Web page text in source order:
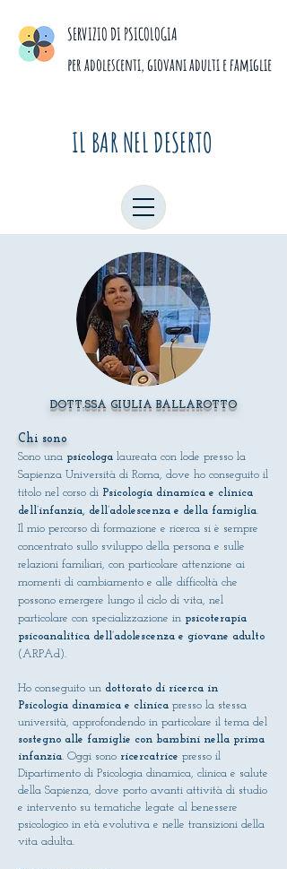
SERVIZIO DI PSICOLOGIA
per adolescenti, giovani adulti e famiglie
IL BAR NEL DESERTO
DOTT.SSA GIULIA BALLAROTTO
Chi sono
Sono una psicologa laureata con lode presso la
Sapienza Università di Roma, dove ho conseguito il
titolo nel corso di Psicologia dinamica e clinica
dell’infanzia, dell’adolescenza e della famiglia.
Il mio percorso di formazione e ricerca si è sempre
concentrato sullo sviluppo della persona e sulle
relazioni familiari, con particolare attenzione ai
momenti di cambiamento e alle difficoltà che
possono emergere lungo il ciclo di vita, nel
particolare con specializzazione in psicoterapia
psicoanalitica dell’adolescenza e giovane adulto
(ARPAd).
Ho conseguito un dottorato di ricerca in
Psicologia dinamica e clinica presso la stessa
università, approfondendo in particolare il tema del
sostegno alle famiglie con bambini nella prima
infanzia. Oggi sono ricercatrice presso il
Dipartimento di Psicologia dinamica, clinica e salute
della Sapienza, dove porto avanti attività di studio
e intervento su tematiche legate al benessere
psicologico in età evolutiva e nelle transizioni della
vita adulta.